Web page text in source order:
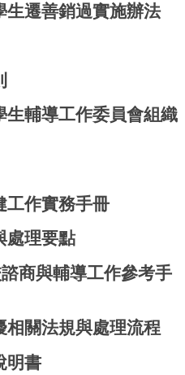
生遷善銷過實施辦法
生輔導工作委員會組織
工作實務手冊
處理要點
商與輔導工作參考手
相關法規與處理流程
明書